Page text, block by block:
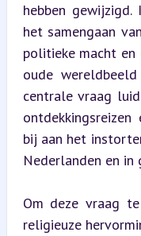
hebben
het samengaan
politieke macht en
oude
centrale vraag
bij aan het
Nederlanden en in
Om deze vraag
religieuze